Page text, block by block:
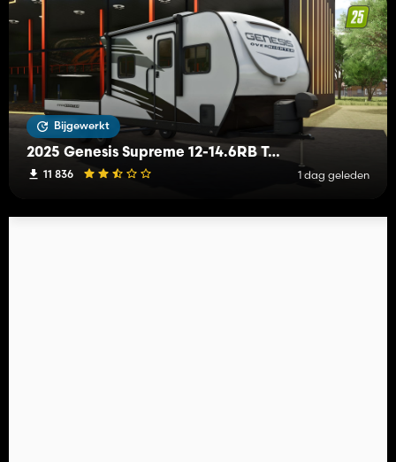
Bijgewerkt
2025 Genesis Supreme 12-14.6RB Toy Hauler
11 836 1 dag geleden